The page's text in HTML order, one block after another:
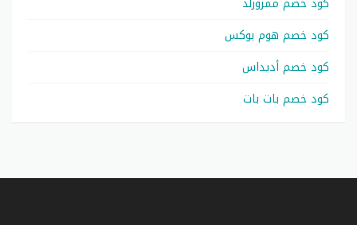
كود خصم هوم بوكس
كود خصم أديداس
كود خصم بات بات